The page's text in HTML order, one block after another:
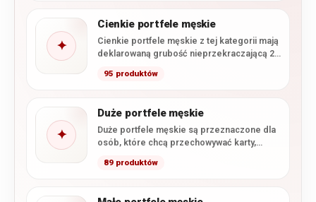
✦
Cienkie portfele męskie
Cienkie portfele męskie z tej kategorii mają
deklarowaną grubość nieprzekraczającą 2
95 produktów
✦
Duże portfele męskie
Duże portfele męskie są przeznaczone dla
osób, które chcą przechowywać karty,
89 produktów